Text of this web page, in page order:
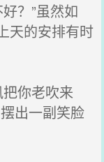
？”虽然如
天的安排有时
你老吹来
出一副笑脸